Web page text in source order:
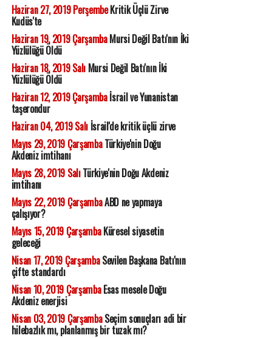
Haziran 27, 2019 PerşembeKritik Üçlü Zirve
Kudüs'te
Haziran 19, 2019 ÇarşambaMursi Değil Batı'nın İki
Yüzlülüğü Öldü
Haziran 18, 2019 SalıMursi Değil Batı'nın İki
Yüzlülüğü Öldü
Haziran 12, 2019 Çarşambaİsrail ve Yunanistan
taşerondur
Haziran 04, 2019 Salıİsrail'de kritik üçlü zirve
Mayıs 29, 2019 ÇarşambaTürkiye'nin Doğu
Akdeniz imtihanı
Mayıs 28, 2019 SalıTürkiye'nin Doğu Akdeniz
imtihanı
Mayıs 22, 2019 ÇarşambaABD ne yapmaya
çalışıyor?
Mayıs 15, 2019 ÇarşambaKüresel siyasetin
geleceği
Nisan 17, 2019 ÇarşambaSevilen Başkana Batı'nın
çifte standardı
Nisan 10, 2019 ÇarşambaEsas mesele Doğu
Akdeniz enerjisi
Nisan 03, 2019 ÇarşambaSeçim sonuçları adi bir
hilebazlık mı, planlanmış bir tuzak mı?